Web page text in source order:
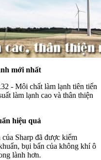
mới nhất
- Môi chất làm lạnh tiên tiến
làm lạnh cao và thân thiện
hiệu quả
Sharp đã được kiểm
bụi bẩn của không khí ô
lành hơn.